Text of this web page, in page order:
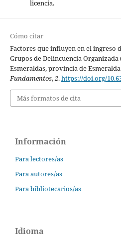
licencia.
Cómo citar
Factores que influyen en el ingreso
Grupos de Delincuencia Organizada
Esmeraldas, provincia de
Fundamentos,2.https://doi.org/
Más formatos de cita
Información
Para lectores/as
Para autores/as
Para bibliotecarios/as
Idioma